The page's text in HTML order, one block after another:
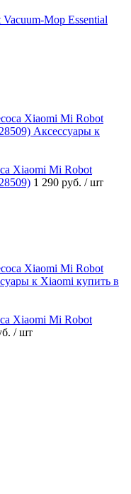
Mop Essential
Xiaomi Mi Robot
1 290 руб. / шт
Xiaomi Mi Robot
/ шт